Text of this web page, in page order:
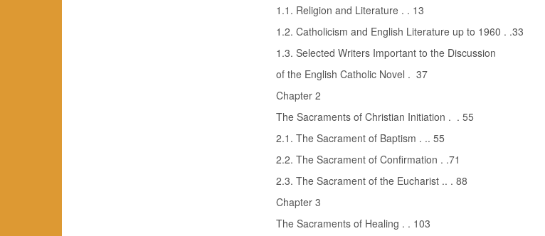
1.1. Religion and Literature . . 13
1.2. Catholicism and English Literature up to 1960 . .33
1.3. Selected Writers Important to the Discussion
of the English Catholic Novel . 37
Chapter 2
The Sacraments of Christian Initiation . . 55
2.1. The Sacrament of Baptism . .. 55
2.2. The Sacrament of Confirmation . .71
2.3. The Sacrament of the Eucharist .. . 88
Chapter 3
The Sacraments of Healing . . 103